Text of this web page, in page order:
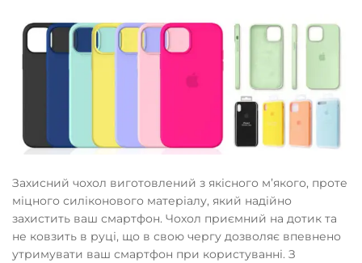
Захисний чохол виготовлений з якісного мʼякого, проте
міцного силіконового матеріалу, який надійно
захистить ваш смартфон. Чохол приємний на дотик та
не ковзить в руці, що в свою чергу дозволяє впевнено
утримувати ваш смартфон при користуванні. З